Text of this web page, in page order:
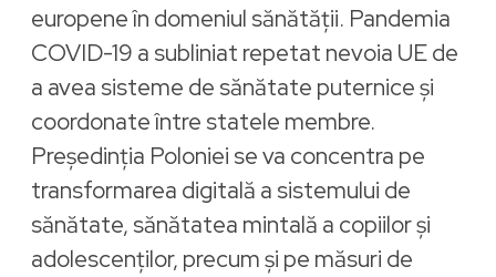
europene în domeniul sănătății. Pandemia
COVID-19 a subliniat repetat nevoia UE de
a avea sisteme de sănătate puternice și
coordonate între statele membre.
Președinția Poloniei se va concentra pe
transformarea digitală a sistemului de
sănătate, sănătatea mintală a copiilor și
adolescenților, precum și pe măsuri de